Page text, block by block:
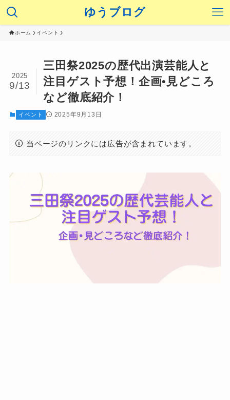
ゆうブログ
ホーム イベント
三田祭2025の歴代出演芸能人と
注目ゲスト予想！企画•見どころ
など徹底紹介！
2025
9/13
イベント 2025年9月13日
当ページのリンクには広告が含まれています。